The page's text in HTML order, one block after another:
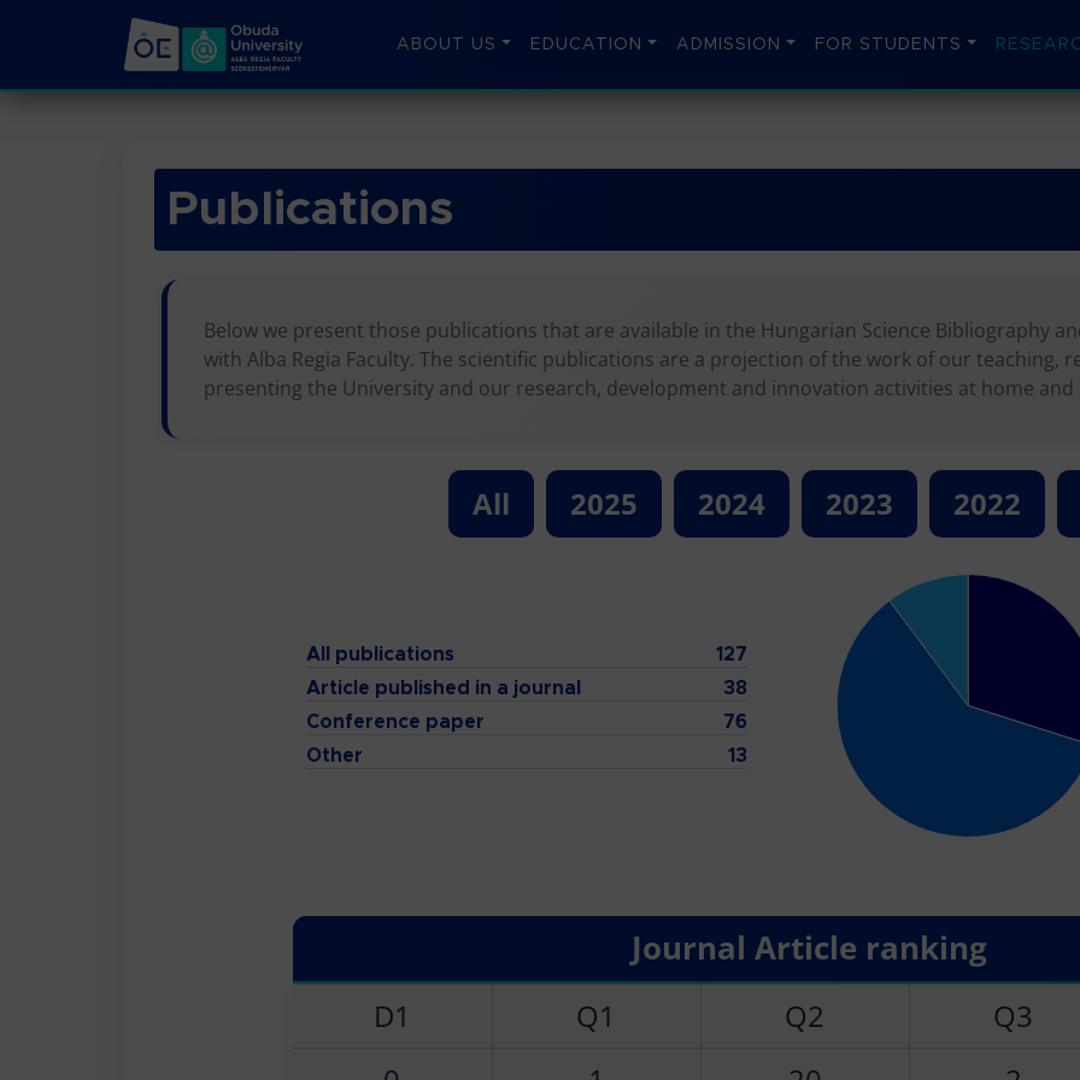
ABOUT US EDUCATION ADMISSION FOR STUDENTS
Publications
Below we present those publications that are available in the Hungarian Science Bibliography
with Alba Regia Faculty. The scientific publications are a projection of the work of our teaching,
presenting the University and our research, development and innovation activities at home and
All 2025 2024 2023 2022
All publications
127
Article published in a journal
38
Conference paper
76
Other
13
Journal Article ranking
D1 Q1 Q2
Q3